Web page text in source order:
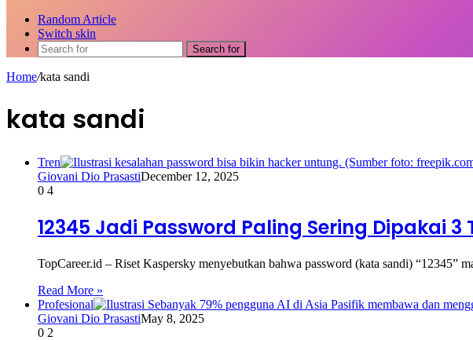
Random Article
Switch skin
Search for
Home/kata sandi
kata sandi
Tren
Giovani Dio PrasastiDecember 12, 2025
0 4
12345 Jadi Password Paling Sering Dipakai 3
TopCareer.id – Riset Kaspersky menyebutkan bahwa password (kata sandi) “12345”
Read More »
Profesional
Giovani Dio PrasastiMay 8, 2025
0 2